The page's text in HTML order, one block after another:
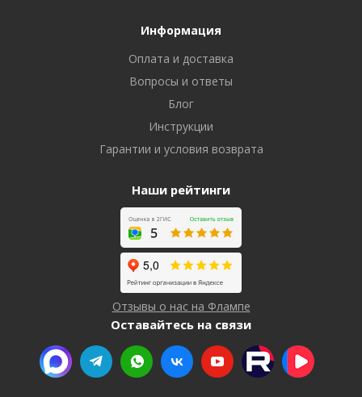
Информация
Оплата и доставка
Вопросы и ответы
Блог
Инструкции
Гарантии и условия возврата
Наши рейтинги
Отзывы о нас на Флампе
Оставайтесь на связи